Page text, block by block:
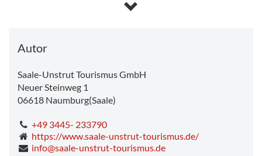
Autor
Saale-Unstrut Tourismus GmbH
Neuer Steinweg 1
06618 Naumburg(Saale)
+49 3445- 233790
https://www.saale-unstrut-tourismus.de/
info@saale-unstrut-tourismus.de